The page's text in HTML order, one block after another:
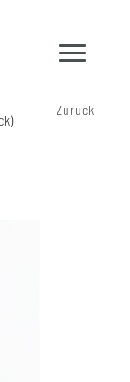
Zurück